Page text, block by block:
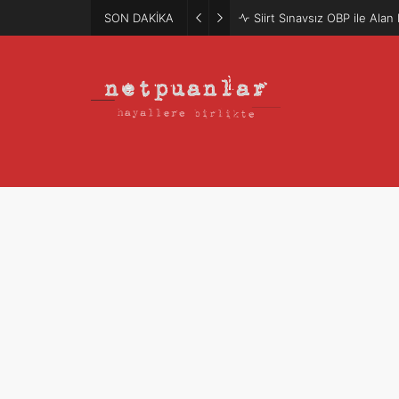
SON DAKİKA Siirt Sınavsız OBP ile